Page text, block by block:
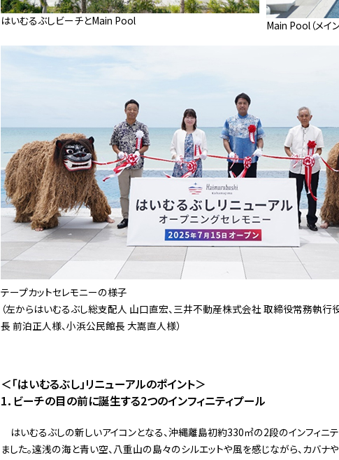
はいむるぶしビーチとMain Pool Main Pool（メイ
テープカットセレモニーの様子
（左からはいむるぶし総支配人 山口直宏、三井不動産株式会社 取締役常務執行
⾧ 前泊正人様、小浜公民館⾧ 大嵩直人様）
＜「はいむるぶし」リニューアルのポイント＞
1．ビーチの目の前に誕生する2つのインフィニティプール
はいむるぶしの新しいアイコンとなる、沖縄離島初約330㎡の2段のインフィニテ
ました。遠浅の海と青い空、八重山の島々のシルエットや風を感じながら、カバナ